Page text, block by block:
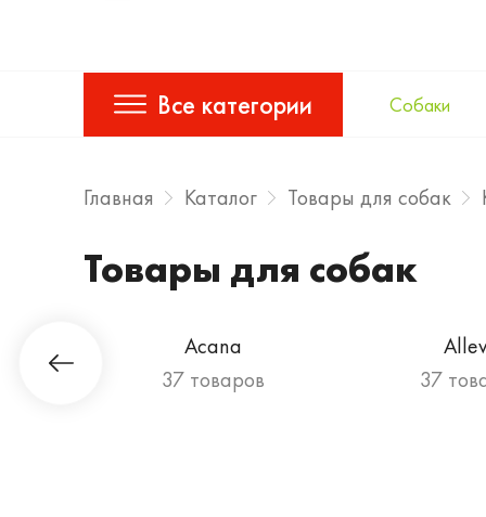
Все категории Собаки
Главная Каталог Товары для собак
Товары для собак
Acana
37 товаров
37